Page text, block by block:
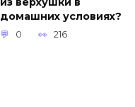
домашних условиях?
0 216